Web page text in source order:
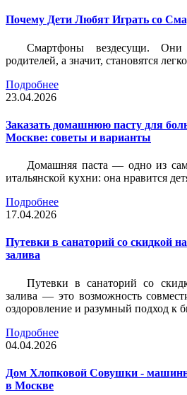
Почему Дети Любят Играть со
Смартфоны вездесущи.
родителей, а значит, становятся
Подробнее
23.04.2026
Заказать домашнюю пасту для
Москве: советы и варианты
Домашняя паста — одно из
итальянской кухни: она нравится
Подробнее
17.04.2026
Путевки в санаторий со скидкой
залива
Путевки в санаторий со
залива — это возможность
оздоровление и разумный подход к
Подробнее
04.04.2026
Дом Хлопковой Совушки -
в Москве